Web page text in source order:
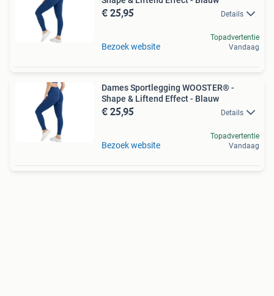
€ 25,95 Details
Bezoek website
Topadvertentie
Vandaag
Dames Sportlegging WOOSTER® -
Shape & Liftend Effect - Blauw
€ 25,95 Details
Bezoek website
Topadvertentie
Vandaag